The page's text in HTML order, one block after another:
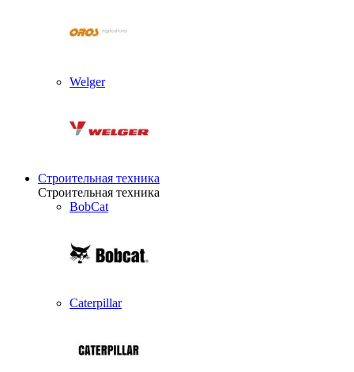
Welger
Строительная техника
Строительная техника
BobCat
Caterpillar